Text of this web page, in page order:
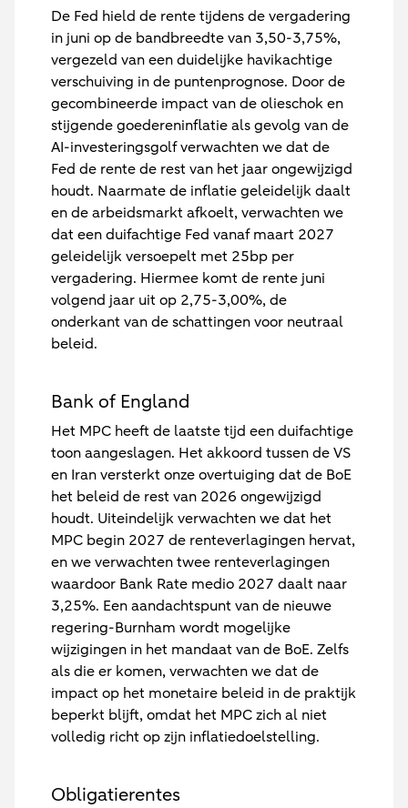
De Fed hield de rente tijdens de vergadering
in juni op de bandbreedte van 3,50-3,75%,
vergezeld van een duidelijke havikachtige
verschuiving in de puntenprognose. Door de
gecombineerde impact van de olieschok en
stijgende goedereninflatie als gevolg van de
AI-investeringsgolf verwachten we dat de
Fed de rente de rest van het jaar ongewijzigd
houdt. Naarmate de inflatie geleidelijk daalt
en de arbeidsmarkt afkoelt, verwachten we
dat een duifachtige Fed vanaf maart 2027
geleidelijk versoepelt met 25bp per
vergadering. Hiermee komt de rente juni
volgend jaar uit op 2,75-3,00%, de
onderkant van de schattingen voor neutraal
beleid.
Bank of England
Het MPC heeft de laatste tijd een duifachtige
toon aangeslagen. Het akkoord tussen de VS
en Iran versterkt onze overtuiging dat de BoE
het beleid de rest van 2026 ongewijzigd
houdt. Uiteindelijk verwachten we dat het
MPC begin 2027 de renteverlagingen hervat,
en we verwachten twee renteverlagingen
waardoor Bank Rate medio 2027 daalt naar
3,25%. Een aandachtspunt van de nieuwe
regering-Burnham wordt mogelijke
wijzigingen in het mandaat van de BoE. Zelfs
als die er komen, verwachten we dat de
impact op het monetaire beleid in de praktijk
beperkt blijft, omdat het MPC zich al niet
volledig richt op zijn inflatiedoelstelling.
Obligatierentes